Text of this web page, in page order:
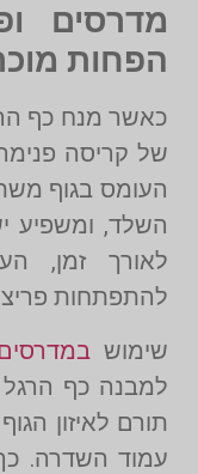
מדרסים
הפחות
כאשר מנח כף
של קריסה
העומס בגוף
השלד, ומשפיע
לאורך זמן,
להתפתחות
שימוש
למבנה כף
תורם לאיזון
עמוד השדרה.